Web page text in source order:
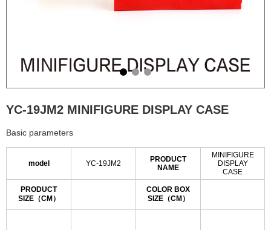
YC-19JM2 MINIFIGURE DISPLAY CASE
Basic parameters
model YC-19JM2
PRODUCT
NAME
MINIFIGURE
DISPLAY
CASE
PRODUCT
SIZE（CM）
COLOR BOX
SIZE（CM）